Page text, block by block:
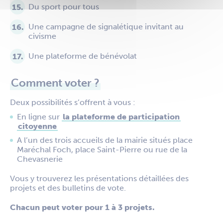
Du sport pour tous
Une campagne de signalétique invitant au
civisme
Une plateforme de bénévolat
Comment voter ?
Deux possibilités s’offrent à vous :
En ligne sur la plateforme de participation
citoyenne
A l’un des trois accueils de la mairie situés place
Maréchal Foch, place Saint-Pierre ou rue de la
Chevasnerie
Vous y trouverez les présentations détaillées des
projets et des bulletins de vote.
Chacun peut voter pour 1 à 3 projets.